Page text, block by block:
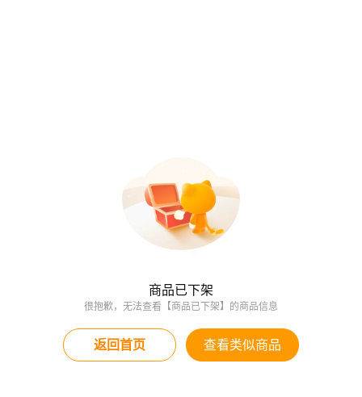
商品已下架
很抱歉，无法查看【商品已下架】的商品信息
返回首页 查看类似商品